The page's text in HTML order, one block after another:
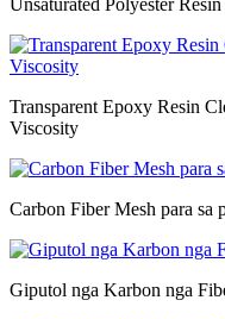
Unsaturated Polyester Resin
Transparent Epoxy Resin
Viscosity
Carbon Fiber Mesh para sa
Giputol nga Karbon nga